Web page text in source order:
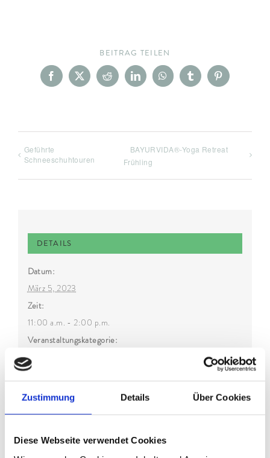
Zustimmung Details Über Cookies
Diese Webseite verwendet Cookies
BEITRAG TEILEN
Facebook
X RedditLinkedInWhatsAppTumblrPinterest
Geführte
Schneeschuhtouren
BAYURVIDA®-Yoga Retreat
Frühling
DETAILS
Datum:
März 5, 2023
Zeit:
11:00 a.m. - 2:00 p.m.
Veranstaltungskategorie:
Kulinarik